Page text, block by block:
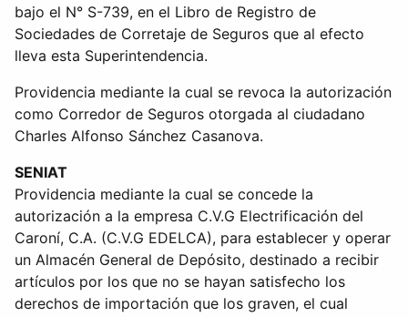
bajo el N° S-739, en el Libro de Registro de
Sociedades de Corretaje de Seguros que al efecto
lleva esta Superintendencia.
Providencia mediante la cual se revoca la autorización
como Corredor de Seguros otorgada al ciudadano
Charles Alfonso Sánchez Casanova.
SENIAT
Providencia mediante la cual se concede la
autorización a la empresa C.V.G Electrificación del
Caroní, C.A. (C.V.G EDELCA), para establecer y operar
un Almacén General de Depósito, destinado a recibir
artículos por los que no se hayan satisfecho los
derechos de importación que los graven, el cual